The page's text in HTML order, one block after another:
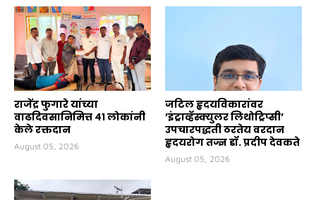
राजेंद्र फुगारे यांच्या
वाढदिवसानिमित्त ४१ लोकांनी
केले रक्तदान
August 05, 2026
जटिल हृदयविकारांवर
’इंट्राव्हॅस्क्युलर लिथोट्रिप्सी’
उपचारपद्धती ठरतेय वरदान
हृदयरोग तज्ज्ञ डॉ. प्रदीप देवकते
August 05, 2026